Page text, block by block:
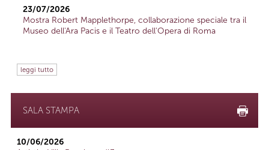
23/07/2026
Mostra Robert Mapplethorpe, collaborazione speciale tra il
Museo dell'Ara Pacis e il Teatro dell'Opera di Roma
leggi tutto
SALA STAMPA
10/06/2026